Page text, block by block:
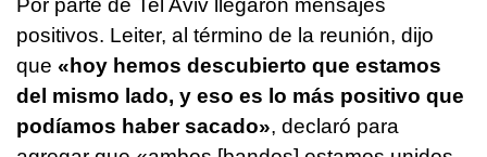
Por parte de Tel Aviv llegaron mensajes
positivos. Leiter, al término de la reunión, dijo
que «hoy hemos descubierto que estamos
del mismo lado, y eso es lo más positivo que
podíamos haber sacado», declaró para